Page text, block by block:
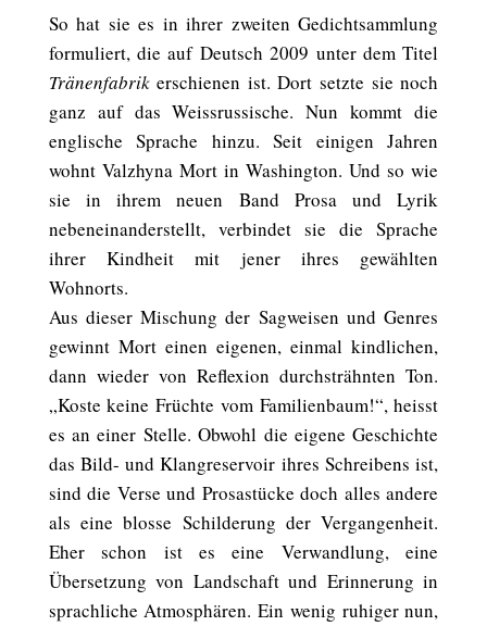
So hat sie es in ihrer zweiten Gedichtsammlung
formuliert, die auf Deutsch 2009 unter dem Titel
Tränenfabrikerschienen ist. Dort setzte sie noch
ganz auf das Weissrussische. Nun kommt die
englische Sprache hinzu. Seit einigen Jahren
wohnt Valzhyna Mort in Washington. Und so wie
sie in ihrem neuen Band Prosa und Lyrik
nebeneinanderstellt, verbindet sie die Sprache
ihrer Kindheit mit jener ihres gewählten
Wohnorts.
Aus dieser Mischung der Sagweisen und Genres
gewinnt Mort einen eigenen, einmal kindlichen,
dann wieder von Reflexion durchsträhnten Ton.
„Koste keine Früchte vom Familienbaum!“, heisst
es an einer Stelle. Obwohl die eigene Geschichte
das Bild- und Klangreservoir ihres Schreibens ist,
sind die Verse und Prosastücke doch alles andere
als eine blosse Schilderung der Vergangenheit.
Eher schon ist es eine Verwandlung, eine
Übersetzung von Landschaft und Erinnerung in
sprachliche Atmosphären. Ein wenig ruhiger nun,